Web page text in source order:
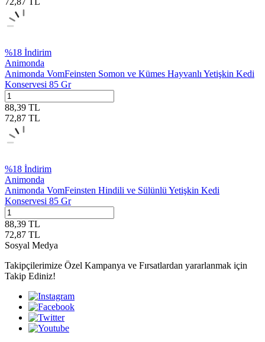
%18 İndirim
Animonda
Animonda VomFeinsten Somon ve Kümes Hayvanlı Yetişkin Kedi
Konservesi 85 Gr
88,39 TL
72,87 TL
%18 İndirim
Animonda
Animonda VomFeinsten Hindili ve Sülünlü Yetişkin Kedi
Konservesi 85 Gr
88,39 TL
72,87 TL
Sosyal Medya
Takipçilerimize Özel Kampanya ve Fırsatlardan yararlanmak için
Takip Ediniz!